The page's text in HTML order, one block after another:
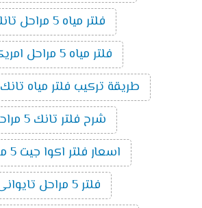
فلتر مياه 5 مراحل تانك
فلتر مياه 5 مراحل امريكى
طريقة تركيب فلتر مياه تانك 5 مراحل
شرح فلتر تانك 5 مراحل
اسعار فلتر اكوا جيت 5 مراحل
فلتر 5 مراحل تايوانى